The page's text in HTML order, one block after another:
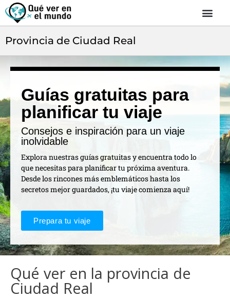
Provincia de Ciudad Real
Guías gratuitas para
planificar tu viaje
Consejos e inspiración para un viaje
inolvidable
Explora nuestras guías gratuitas y encuentra todo lo
que necesitas para planificar tu próxima aventura.
Desde los rincones más emblemáticos hasta los
secretos mejor guardados, ¡tu viaje comienza aquí!
Prepara tu viaje
Qué ver en la provincia de
Ciudad Real